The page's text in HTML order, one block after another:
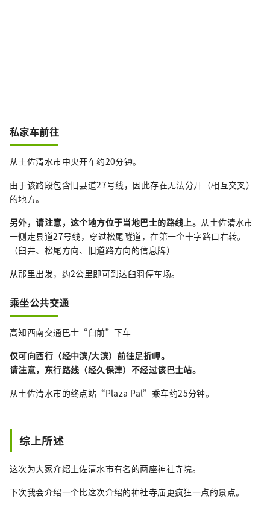
私家车前往
从土佐清水市中央开车约20分钟。
由于该路段包含旧县道27号线，因此存在无法分开（相互交叉）
的地方。
另外，请注意，这个地方位于当地巴士的路线上。 从土佐清水市
一侧走县道27号线，穿过松尾隧道，在第一个十字路口右转。
（臼井、松尾方向、旧道路方向的信息牌）
从那里出发，约2公里即可到达臼羽停车场。
乘坐公共交通
高知西南交通巴士“臼前”下车
仅可向西行（经中滨/大滨）前往足折岬。
请注意，东行路线（经久保津）不经过该巴士站。
从土佐清水市的终点站“Plaza Pal”乘车约25分钟。
综上所述
这次为大家介绍土佐清水市有名的两座神社寺院。
下次我会介绍一个比这次介绍的神社寺庙更疯狂一点的景点。